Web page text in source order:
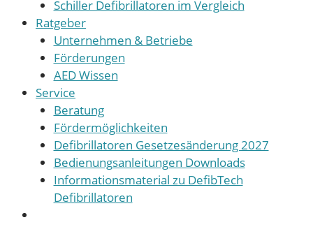
Schiller Defibrillatoren im Vergleich
Ratgeber
Unternehmen & Betriebe
Förderungen
AED Wissen
Service
Beratung
Fördermöglichkeiten
Defibrillatoren Gesetzesänderung 2027
Bedienungsanleitungen Downloads
Informationsmaterial zu DefibTech
Defibrillatoren